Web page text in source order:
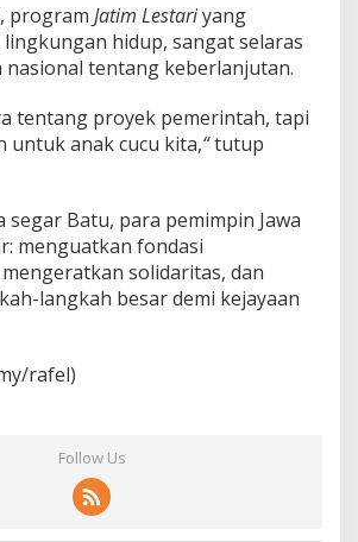
program Jatim Lestariyang
hidup, sangat selaras
nasional tentang keberlanjutan.
tentang proyek pemerintah, tapi
untuk anak cucu kita,“tutup
segar Batu, para pemimpin Jawa
menguatkan fondasi
solidaritas, dan
langkah besar demi kejayaan
rafel)
Follow Us